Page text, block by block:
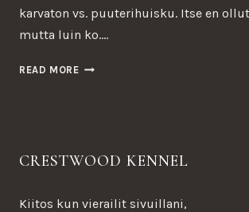
karvaton vs. puuterihuisku. Itse en
mutta luin ko….
READ MORENAKUJEN
CRESTWOOD KENNEL
Kiitos kun vierailit sivuillani,